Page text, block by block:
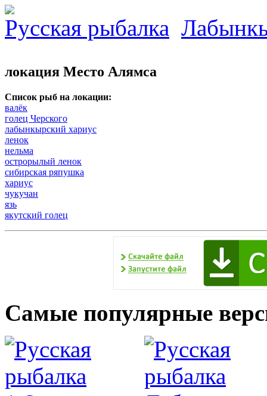
Русская рыбалка
локация Место Алямса
Список рыб на локации:
валёк
голец Черского
лабынкырский хариус
ленок
нельма
острорылый ленок
сибирская ряпушка
хариус
чукучан
язь
якутский голец
Самые популярные